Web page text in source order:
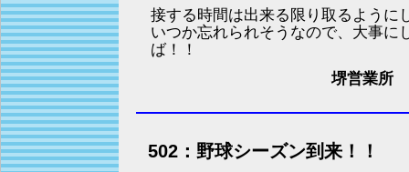
接する時間は出来る限り取るように
いつか忘れられそうなので、大事に
ば！！
堺営業所
502：野球シーズン到来！！